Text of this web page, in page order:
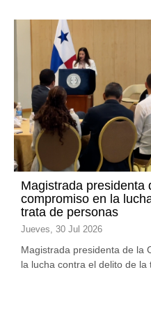
Magistrada presidenta
compromiso en la
trata de personas
Jueves, 30 Jul 2026
Magistrada presidenta de la
la lucha contra el delito de